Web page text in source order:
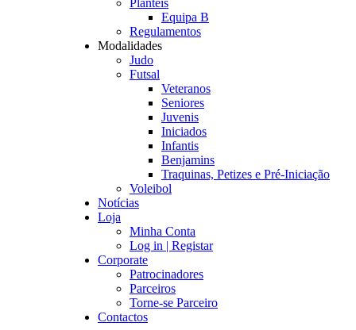
Planteis
Equipa B
Regulamentos
Modalidades
Judo
Futsal
Veteranos
Seniores
Juvenis
Iniciados
Infantis
Benjamins
Traquinas, Petizes e Pré-Iniciação
Voleibol
Notícias
Loja
Minha Conta
Log in | Registar
Corporate
Patrocinadores
Parceiros
Torne-se Parceiro
Contactos